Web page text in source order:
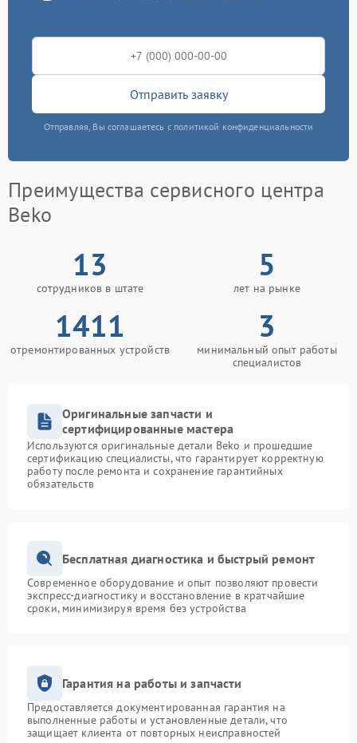
Отправить заявку
Отправляя, Вы соглашаетесь с политикой конфиденциальности
Преимущества сервисного центра
Beko
13
сотрудников в штате
5
лет на рынке
1411
отремонтированных устройств
3
минимальный опыт работы
специалистов
Оригинальные запчасти и
сертифицированные мастера
Используются оригинальные детали Beko и прошедшие
сертификацию специалисты, что гарантирует корректную
работу после ремонта и сохранение гарантийных
обязательств
Бесплатная диагностика и быстрый ремонт
Современное оборудование и опыт позволяют провести
экспресс-диагностику и восстановление в кратчайшие
сроки, минимизируя время без устройства
Гарантия на работы и запчасти
Предоставляется документированная гарантия на
выполненные работы и установленные детали, что
защищает клиента от повторных неисправностей